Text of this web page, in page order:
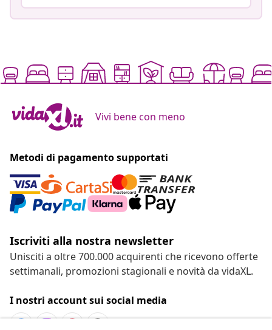
Vivi bene con meno
Metodi di pagamento supportati
Iscriviti alla nostra newsletter
Unisciti a oltre 700.000 acquirenti che ricevono offerte
settimanali, promozioni stagionali e novità da vidaXL.
I nostri account sui social media